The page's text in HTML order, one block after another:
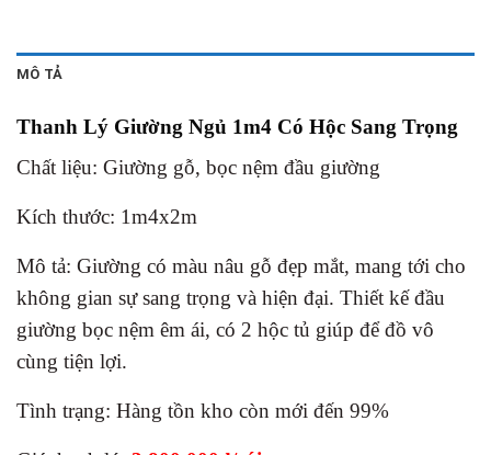
MÔ TẢ
Thanh Lý Giường Ngủ 1m4 Có Hộc Sang Trọng
Chất liệu: Giường gỗ, bọc nệm đầu giường
Kích thước: 1m4x2m
Mô tả: Giường có màu nâu gỗ đẹp mắt, mang tới cho
không gian sự sang trọng và hiện đại. Thiết kế đầu
giường bọc nệm êm ái, có 2 hộc tủ giúp để đồ vô
cùng tiện lợi.
Tình trạng: Hàng tồn kho còn mới đến 99%